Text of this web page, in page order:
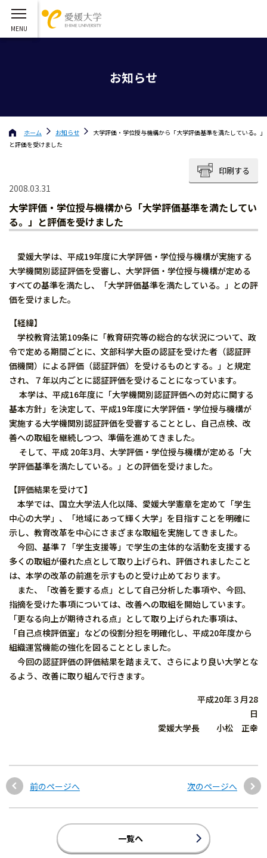
お知らせ
ホーム お知らせ
大学評価・学位授与機構から「大学評価基準を満たしている。」
と評価を受けました
印刷する
2008.03.31
大学評価・学位授与機構から「大学評価基準を満たしてい
る。」と評価を受けました
愛媛大学は、平成19年度に大学評価・学位授与機構が実施する
大学機関別認証評価を受審し、大学評価・学位授与機構が定める
すべての基準を満たし、「大学評価基準を満たしている。」との評
価を受けました。
【経緯】
学校教育法第109条に「教育研究等の総合的な状況について、政
令で定める期間ごとに、文部科学大臣の認証を受けた者（認証評
価機関）による評価（認証評価）を受けるものとする。」と規定
され、７年以内ごとに認証評価を受けることになっています。
本学は、平成16年度に「大学機関別認証評価への対応に関する
基本方針」を決定して、平成19年度に大学評価・学位授与機構が
実施する大学機関別認証評価を受審することとし、自己点検、改
善への取組を継続しつつ、準備を進めてきました。
そして、平成 20年3月、大学評価・学位授与機構が定める「大
学評価基準を満たしている。」との評価を受けました。
【評価結果を受けて】
本学では、国立大学法人化以降、愛媛大学憲章を定めて「学生
中心の大学」、「地域にあって輝く大学」を目指すことを明確に
示し、教育改革を中心にさまざまな取組を実施してきました。
今回、基準７「学生支援等」で学生の主体的な活動を支援する
多くの取組が優れた点として取り上げられ、評価されましたこと
は、本学の改革の前進を示すものと受け止めております。
また、「改善を要する点」として自己分析した事項や、今回、
指摘を受けた事項については、改善への取組を開始しています。
「更なる向上が期待される点」として取り上げられた事項は、
「自己点検評価室」などの役割分担を明確化し、平成20年度から
組織運営機能の強化を図ることとしました。
今回の認証評価の評価結果を踏まえて、さらにより良い大学とな
るよう、改善に取り組んで行きます。
平成20年３月28
日
愛媛大学長 小松 正幸
前のページへ 次のページへ
一覧へ